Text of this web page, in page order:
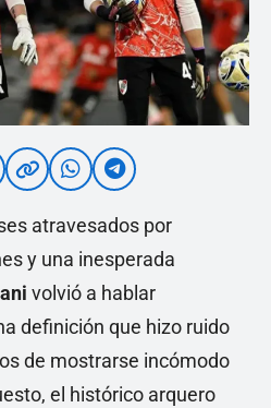
atravesados por
y una inesperada
volvió a hablar
definición que hizo ruido
de mostrarse incómodo
el histórico arquero